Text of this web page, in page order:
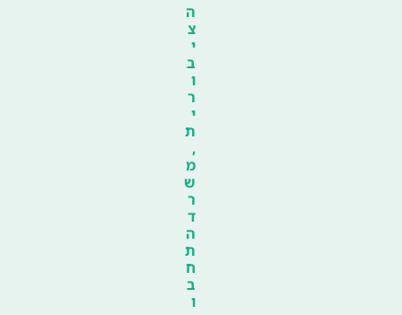
ה
צ
י
ב
ו
ר
י
ת
,
מ
ש
ר
ד
ה
ת
ח
ב
ו